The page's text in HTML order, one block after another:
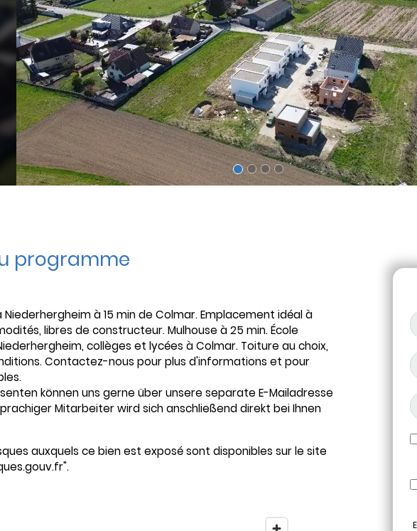
programme
à 15 min de Colmar. Emplacement idéal à
libres de constructeur. Mulhouse à 25 min. École
collèges et lycées à Colmar. Toiture au choix,
Contactez-nous pour plus d'informations et pour
können uns gerne über unsere separate E-Mailadresse
Mitarbeiter wird sich anschließend direkt bei Ihnen
auxquels ce bien est exposé sont disponibles sur le site